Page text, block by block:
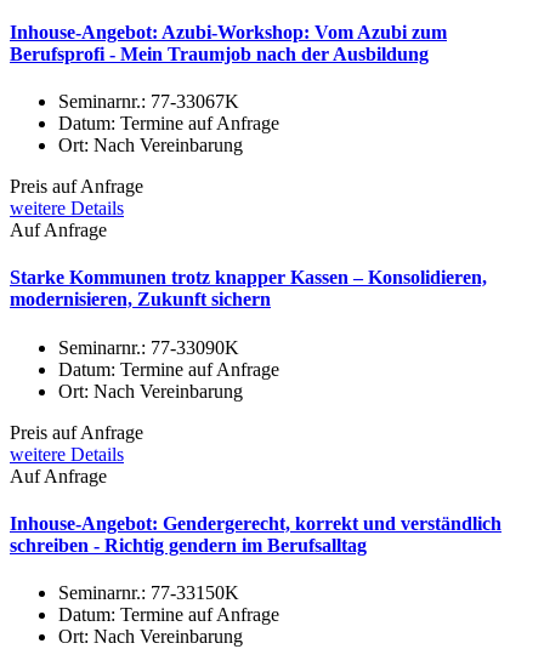
Inhouse-Angebot: Azubi-Workshop: Vom Azubi zum
Berufsprofi - Mein Traumjob nach der Ausbildung
Seminarnr.: 77-33067K
Datum: Termine auf Anfrage
Ort: Nach Vereinbarung
Preis auf Anfrage
weitere Details
Auf Anfrage
Starke Kommunen trotz knapper Kassen – Konsolidieren,
modernisieren, Zukunft sichern
Seminarnr.: 77-33090K
Datum: Termine auf Anfrage
Ort: Nach Vereinbarung
Preis auf Anfrage
weitere Details
Auf Anfrage
Inhouse-Angebot: Gendergerecht, korrekt und verständlich
schreiben - Richtig gendern im Berufsalltag
Seminarnr.: 77-33150K
Datum: Termine auf Anfrage
Ort: Nach Vereinbarung